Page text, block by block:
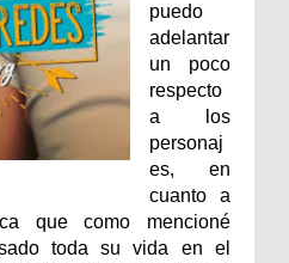
puedo
adelantar
un poco
respecto
a los
personaj
es, en
cuanto a
que como mencioné
toda su vida en el